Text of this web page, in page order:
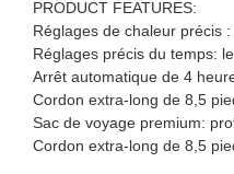
PRODUCT FEATURES:
Réglages de chaleur précis
Réglages précis du temps:
Arrêt automatique de 4
Cordon extra-long de 8,5
Sac de voyage premium:
Cordon extra-long de 8,5